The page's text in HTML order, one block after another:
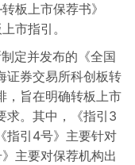
板上市保荐书》
市指引。
定并发布的《全国
证券交易所科创板转
，旨在明确转板上市
求。其中，《指引3
指引4号》主要针对
主要对保荐机构出